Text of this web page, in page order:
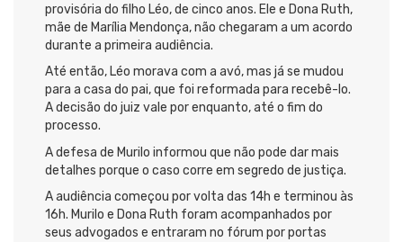
provisória do filho Léo, de cinco anos. Ele e Dona Ruth,
mãe de Marília Mendonça, não chegaram a um acordo
durante a primeira audiência.
Até então, Léo morava com a avó, mas já se mudou
para a casa do pai, que foi reformada para recebê-lo.
A decisão do juiz vale por enquanto, até o fim do
processo.
A defesa de Murilo informou que não pode dar mais
detalhes porque o caso corre em segredo de justiça.
A audiência começou por volta das 14h e terminou às
16h. Murilo e Dona Ruth foram acompanhados por
seus advogados e entraram no fórum por portas